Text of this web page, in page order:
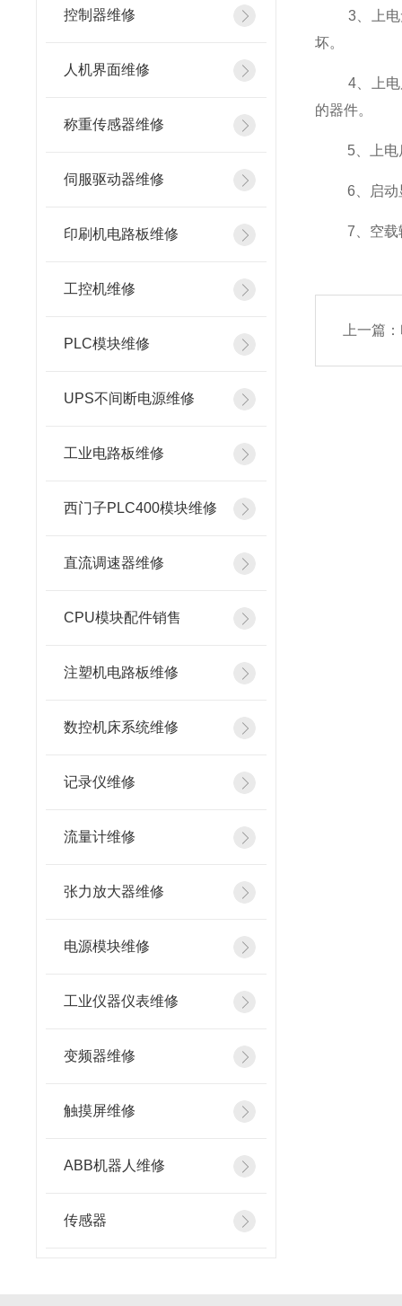
控制器维修
人机界面维修
称重传感器维修
伺服驱动器维修
印刷机电路板维修
工控机维修
PLC模块维修
UPS不间断电源维修
工业电路板维修
西门子PLC400模块维修
直流调速器维修
CPU模块配件销售
注塑机电路板维修
数控机床系统维修
记录仪维修
流量计维修
张力放大器维修
电源模块维修
工业仪器仪表维修
变频器维修
触摸屏维修
ABB机器人维修
传感器
3、上电无
坏。
4、上电后
的器件。
5、上电后
6、启动显
7、空载输
上一篇：